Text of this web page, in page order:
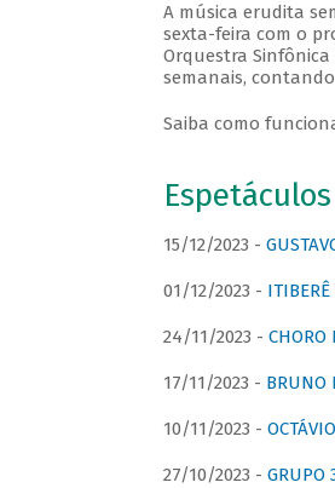
A música erudita
sexta-feira com o
Orquestra Sinfônica
semanais,
Saiba como
15/12/2023 -
01/12/2023 -
24/11/2023 -
17/11/2023 - BRUNO
10/11/2023 -
27/10/2023 - GRUPO